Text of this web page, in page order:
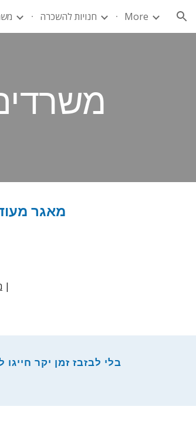
חנויות להשכרה More
משרדים
מאגר מעודכן של
|
בלי לבזבז זמן יקר